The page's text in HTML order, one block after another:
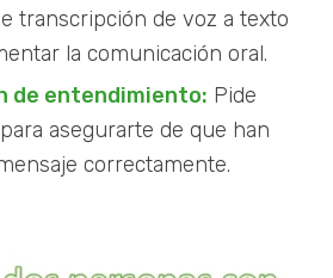
transcripción de voz a texto
la comunicación oral.
de entendimiento: Pide
asegurarte de que han
correctamente.